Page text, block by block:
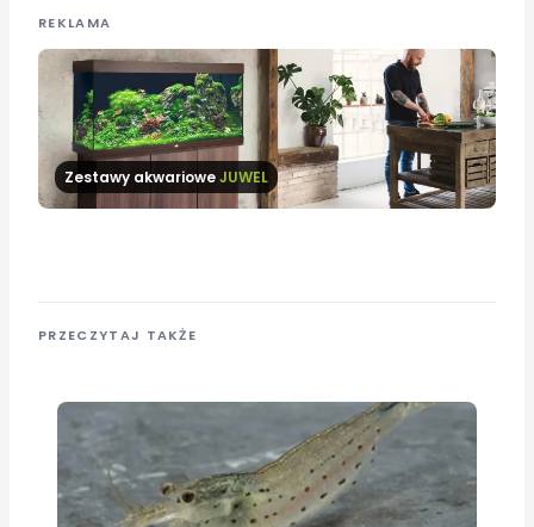
REKLAMA
Zestawy akwarioweJUWEL
PRZECZYTAJ TAKŻE